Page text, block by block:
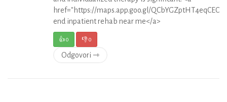
href="https://maps.app.goo.gl/
end inpatient rehab near me</a>
👍0 👎0
Odgovori ⇾